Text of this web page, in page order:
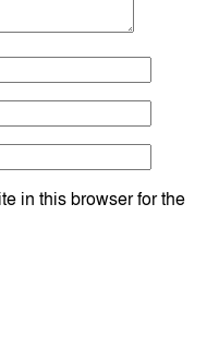
in this browser for the